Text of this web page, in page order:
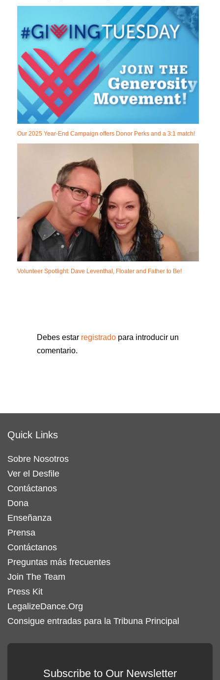
Our 2025 Year-End Campaign offers Donor Perks and a 3:1 match!
Volunteer Spotlight: Dave Leventhal, Floater and Father to Be!
Debes estar registrado para introducir un
comentario.
Quick Links
Sobre Nosotros
Ver el Desfile
Contáctanos
Dona
Enseñanza
Prensa
Contáctanos
Preguntas más frecuentes
Join The Team
Press Kit
LegalizeDance.Org
Consigue entradas para la Tribuna Principal
Subscribe to Our Newsletter